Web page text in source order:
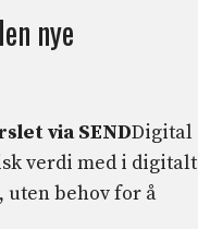
nye
via SENDDigital
verdi med i digitalt
uten behov for å